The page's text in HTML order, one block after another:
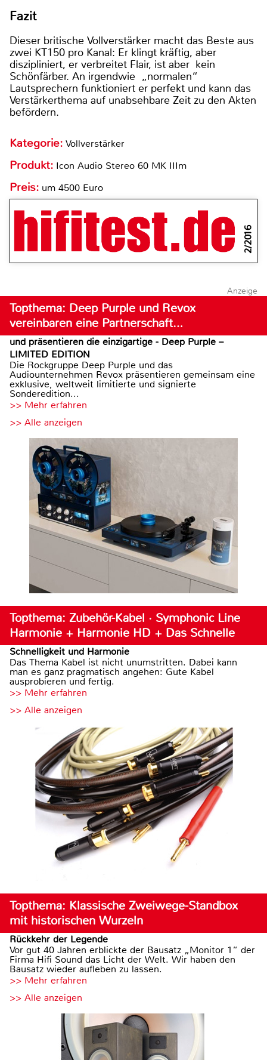
Fazit
Dieser britische Vollverstärker macht das Beste aus
zwei KT150 pro Kanal: Er klingt kräftig, aber
diszipliniert, er verbreitet Flair, ist aber kein
Schönfärber. An irgendwie „normalen“
Lautsprechern funktioniert er perfekt und kann das
Verstärkerthema auf unabsehbare Zeit zu den Akten
befördern.
Kategorie: Vollverstärker
Produkt: Icon Audio Stereo 60 MK IIIm
Preis: um 4500 Euro
2/2016
Anzeige
Topthema: Deep Purple und Revox
vereinbaren eine Partnerschaft…
und präsentieren die einzigartige - Deep Purple –
LIMITED EDITION
Die Rockgruppe Deep Purple und das
Audiounternehmen Revox präsentieren gemeinsam eine
exklusive, weltweit limitierte und signierte
Sonderedition...
>> Mehr erfahren
>> Alle anzeigen
Topthema: Zubehör-Kabel · Symphonic Line
Harmonie + Harmonie HD + Das Schnelle
Schnelligkeit und Harmonie
Das Thema Kabel ist nicht unumstritten. Dabei kann
man es ganz pragmatisch angehen: Gute Kabel
ausprobieren und fertig.
>> Mehr erfahren
>> Alle anzeigen
Topthema: Klassische Zweiwege-Standbox
mit historischen Wurzeln
Rückkehr der Legende
Vor gut 40 Jahren erblickte der Bausatz „Monitor 1“ der
Firma Hifi Sound das Licht der Welt. Wir haben den
Bausatz wieder aufleben zu lassen.
>> Mehr erfahren
>> Alle anzeigen